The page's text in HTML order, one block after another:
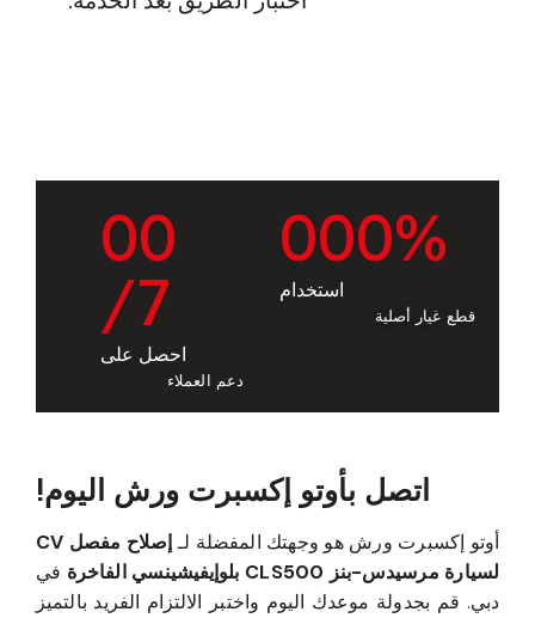
000%
استخدام
قطع غيار أصلية
00
/7
احصل على
دعم العملاء
اتصل بأوتو إكسبرت ورش اليوم!
أوتو إكسبرت ورش هو وجهتك المفضلة لـ
إصلاح مفصل CV
لسيارة مرسيدس-بنز CLS500 بلوإيفيشينسي الفاخرة
في
دبي. قم بجدولة موعدك اليوم واختبر الالتزام الفريد بالتميز